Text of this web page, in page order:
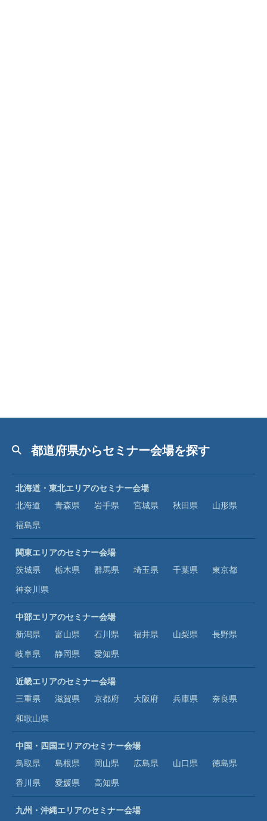
都道府県からセミナー会場を探す
北海道・東北エリアのセミナー会場
北海道
青森県 岩手県 宮城県 秋田県
山形県
福島県
関東エリアのセミナー会場
茨城県
栃木県 群馬県 埼玉県 千葉県
東京都
神奈川県
中部エリアのセミナー会場
新潟県
富山県 石川県 福井県 山梨県
長野県
岐阜県
静岡県 愛知県
近畿エリアのセミナー会場
三重県
滋賀県 京都府 大阪府 兵庫県
奈良県
和歌山県
中国・四国エリアのセミナー会場
鳥取県
島根県 岡山県 広島県 山口県
徳島県
香川県
愛媛県 高知県
九州・沖縄エリアのセミナー会場